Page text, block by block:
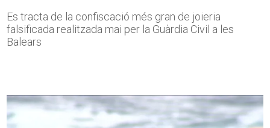
Es tracta de la confiscació més gran de joieria
falsificada realitzada mai per la Guàrdia Civil a les
Balears